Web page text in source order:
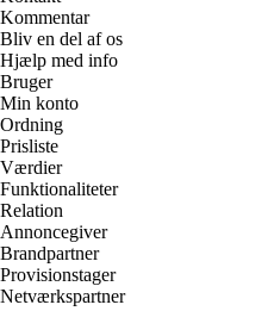
Kommentar
Bliv en del af os
Hjælp med info
Bruger
Min konto
Ordning
Prisliste
Værdier
Funktionaliteter
Relation
Annoncegiver
Brandpartner
Provisionstager
Netværkspartner